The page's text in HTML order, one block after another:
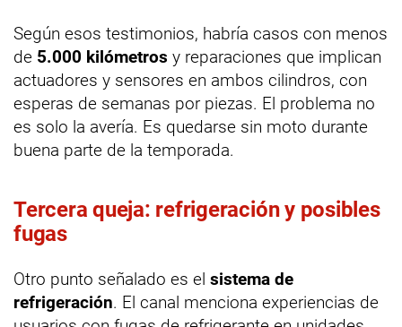
Según esos testimonios, habría casos con menos
de 5.000 kilómetros y reparaciones que implican
actuadores y sensores en ambos cilindros, con
esperas de semanas por piezas. El problema no
es solo la avería. Es quedarse sin moto durante
buena parte de la temporada.
Tercera queja: refrigeración y posibles
fugas
Otro punto señalado es el sistema de
refrigeración. El canal menciona experiencias de